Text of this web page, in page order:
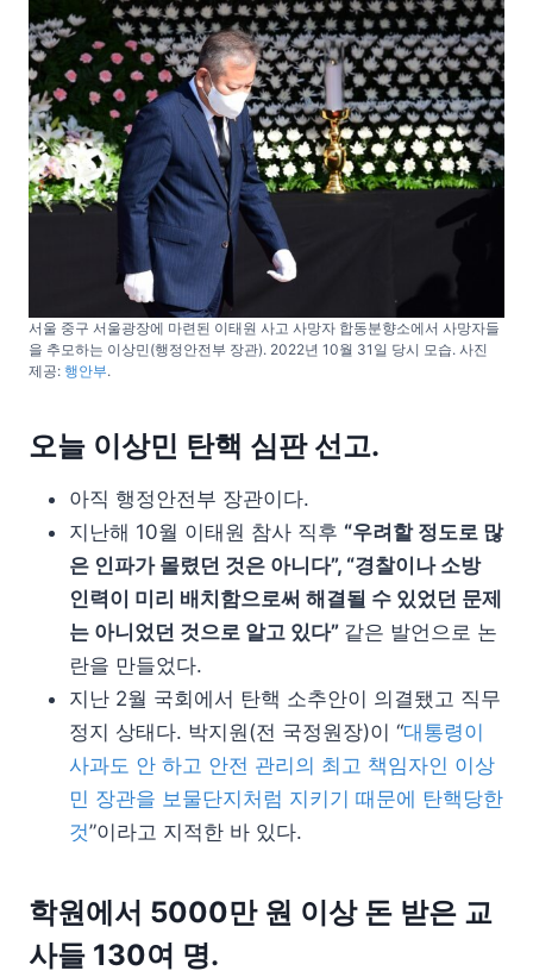
서울 중구 서울광장에 마련된 이태원 사고 사망자 합동분향소에서 사망자들
을 추모하는 이상민(행정안전부 장관). 2022년 10월 31일 당시 모습. 사진
제공: 행안부.
오늘 이상민 탄핵 심판 선고.
아직 행정안전부 장관이다.
지난해 10월 이태원 참사 직후 “우려할 정도로 많
은 인파가 몰렸던 것은 아니다”, “경찰이나 소방
인력이 미리 배치함으로써 해결될 수 있었던 문제
는 아니었던 것으로 알고 있다” 같은 발언으로 논
란을 만들었다.
지난 2월 국회에서 탄핵 소추안이 의결됐고 직무
정지 상태다. 박지원(전 국정원장)이 “대통령이
사과도 안 하고 안전 관리의 최고 책임자인 이상
민 장관을 보물단지처럼 지키기 때문에 탄핵당한
것”이라고 지적한 바 있다.
학원에서 5000만 원 이상 돈 받은 교
사들 130여 명.